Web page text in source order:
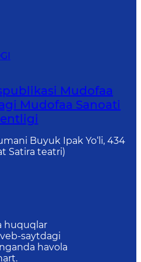
Mudofaa
Mudofaa Sanoati
Buyuk Ipak Yo‘li, 434
Satira teatri)
huquqlar
saytdagi
havola